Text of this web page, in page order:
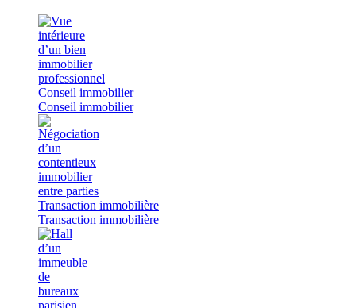
Conseil immobilier
Conseil immobilier
Transaction immobilière
Transaction immobilière